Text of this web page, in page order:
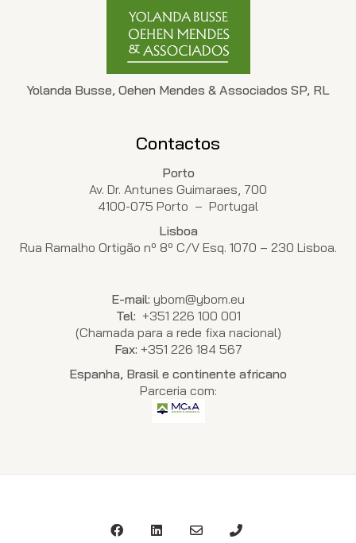
Yolanda Busse, Oehen Mendes & Associados SP, RL
Contactos
Porto
Av. Dr. Antunes Guimaraes, 700
4100-075 Porto – Portugal
Lisboa
Rua Ramalho Ortigão nº 8º C/V Esq. 1070 – 230 Lisboa.
E-mail: ybom@ybom.eu
Tel: +351 226 100 001
(Chamada para a rede fixa nacional)
Fax: +351 226 184 567
Espanha, Brasil e continente africano
Parceria com: